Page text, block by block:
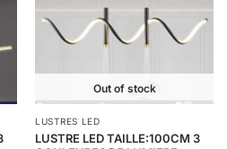
Out of stock
LUSTRES LED
LUSTRE LED TAILLE:100CM 3